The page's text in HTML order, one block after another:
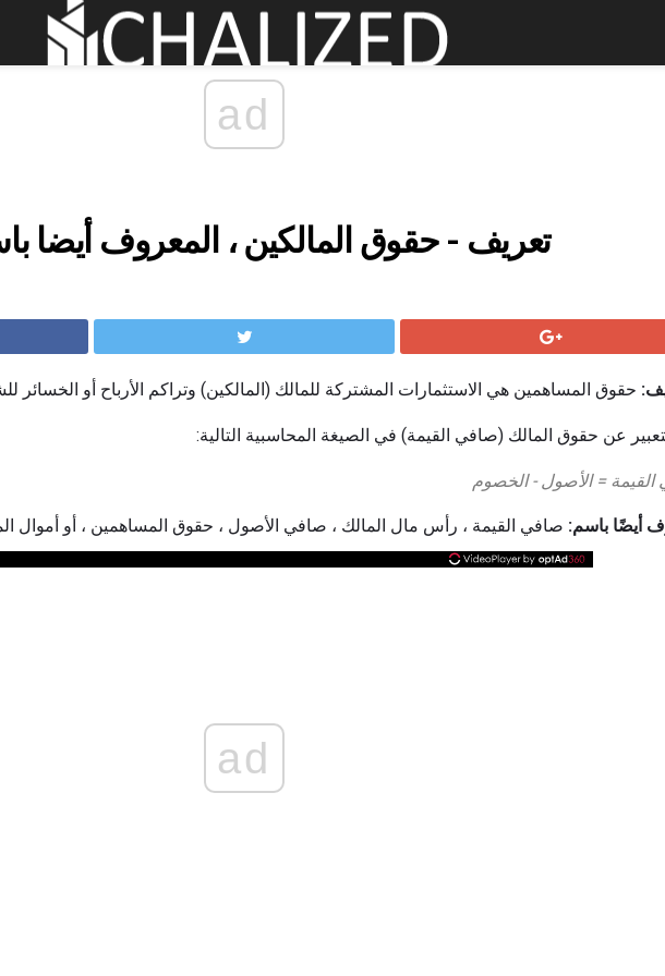
ad
تعريف - حقوق المالكين ، المعروف أيضا
حقوق المساهمين هي الاستثمارات المشتركة للمالك (المالكين) وتراكم الأرباح أو الخسائر
عن حقوق المالك (صافي القيمة) في الصيغة المحاسبية التالية:
= الأصول - الخصوم
أيضًا باسم: صافي القيمة ، رأس مال المالك ، صافي الأصول ، حقوق المساهمين ، أو أموال
ad